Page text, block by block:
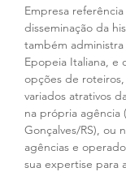
Empresa
disseminação da
também
Epopeia Italiana, e
opções de
variados atrativos
na própria agência
Gonçalves/RS), ou
agências e
sua expertise para